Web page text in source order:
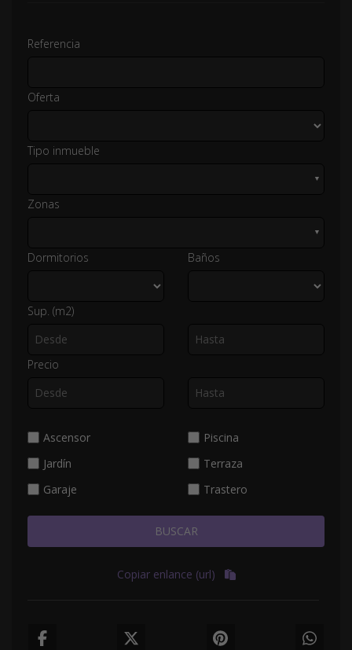
Referencia
Oferta
Tipo inmueble
▼
Zonas
▼
Dormitorios Baños
Sup. (m2)
Precio
Ascensor
Piscina
Jardín
Terraza
Garaje
Trastero
BUSCAR
Copiar enlance (url)